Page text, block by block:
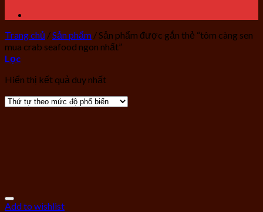
Trang chủ /Sản phẩm /Sản phẩm được gắn thẻ “tôm càng sen
mua crab seafood ngon nhất”
Lọc
Hiển thị kết quả duy nhất
Add to wishlist